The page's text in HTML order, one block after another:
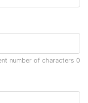
number of characters 0